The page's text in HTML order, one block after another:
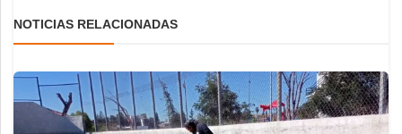
NOTICIAS RELACIONADAS